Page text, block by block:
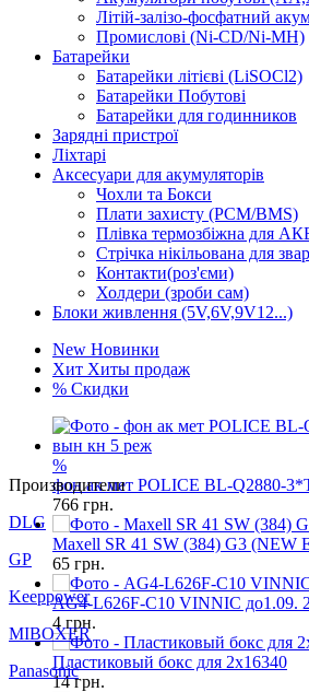
Літій-залізо-фосфатний
Промислові (Ni-CD/Ni-MH)
Батарейки
Батарейки літієві (LiSOCl2)
Батарейки Побутові
Батарейки для годинников
Зарядні пристрої
Ліхтарі
Аксесуари для акумуляторів
Чохли та Бокси
Плати захисту (PCM/BMS)
Плівка термозбіжна для
Стрічка нікільована для
Контакти(роз'єми)
Холдери (зроби сам)
Блоки живлення (5V,6V,9V12...)
New Новинки
Хит Хиты продаж
% Скидки
%
фон ак мет POLICE BL-Q2880-
766 грн.
Maxell SR 41 SW (384) G3 (NEW
65 грн.
AG4-L626F-C10 VINNIC до1.09.
4 грн.
Пластиковый бокс для 2x16340
14грн.
Производители
DLG
GP
Keeppower
MIBOXER
Panasonic